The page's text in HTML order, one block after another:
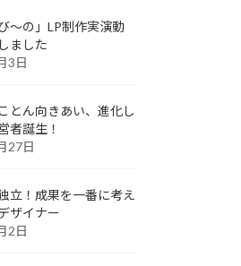
～の」LP制作実演動
ました
3日
とん向きあい、進化し
者誕生！
27日
立！成果を一番に考え
ザイナー
2日